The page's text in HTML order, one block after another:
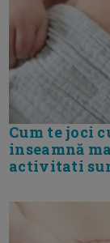
Cum te joci
inseamnă
activitati